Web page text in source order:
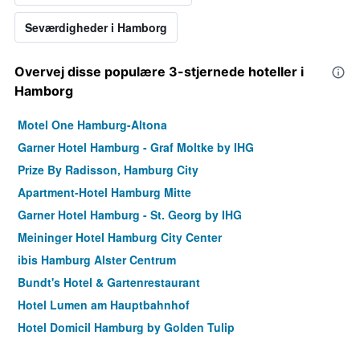
Seværdigheder i Hamborg
Overvej disse populære 3-stjernede hoteller i
Hamborg
Motel One Hamburg-Altona
Garner Hotel Hamburg - Graf Moltke by IHG
Prize By Radisson, Hamburg City
Apartment-Hotel Hamburg Mitte
Garner Hotel Hamburg - St. Georg by IHG
Meininger Hotel Hamburg City Center
ibis Hamburg Alster Centrum
Bundt's Hotel & Gartenrestaurant
Hotel Lumen am Hauptbahnhof
Hotel Domicil Hamburg by Golden Tulip